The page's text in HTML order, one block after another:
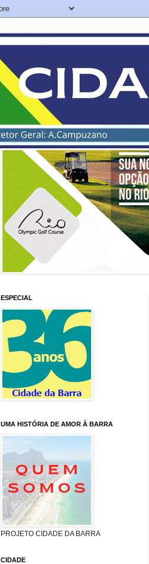
ESPECIAL
UMA HISTÓRIA DE AMOR À BARRA
PROJETO CIDADE DA BARRA
CIDADE